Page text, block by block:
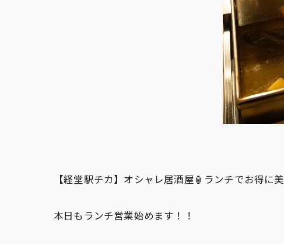
【経堂駅チカ】オシャレ居酒屋🏮ランチでお得に
本日もランチ営業始めます！！